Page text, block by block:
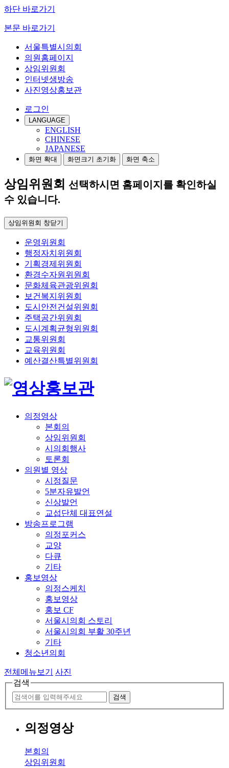
하단 바로가기
본문 바로가기
서울특별시의회
의원홈페이지
상임위원회
인터넷생방송
사진영상홍보관
로그인
LANGUAGE
ENGLISH
CHINESE
JAPANESE
화면 확대 화면크기 초기화 화면 축소
상임위원회 선택하시면 홈페이지를 확인하실
수 있습니다.
상임위원회 창닫기
운영위원회
행정자치위원회
기획경제위원회
환경수자원위원회
문화체육관광위원회
보건복지위원회
도시안전건설위원회
주택공간위원회
도시계획균형위원회
교통위원회
교육위원회
예산결산특별위원회
의정영상
본회의
상임위원회
시의회행사
토론회
의원별 영상
시정질문
5분자유발언
신상발언
교섭단체 대표연설
방송프로그램
의정포커스
교양
다큐
기타
홍보영상
의정스케치
홍보영상
홍보 CF
서울시의회 스토리
서울시의회 부활 30주년
기타
청소년의회
전체메뉴보기
사진
검색
검색
의정영상
본회의
상임위원회